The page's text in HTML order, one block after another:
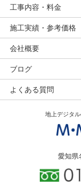
工事内容・料金
施工実績・参考価格
会社概要
ブログ
よくある質問
地上デジタ
愛知県